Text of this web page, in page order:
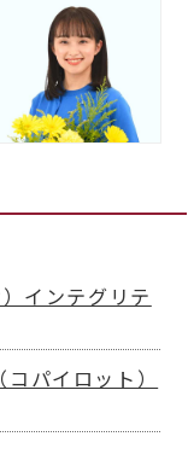
インテグリテ
パイロット）